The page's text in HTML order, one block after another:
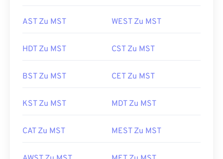
AST Zu MST WEST Zu MST
HDT Zu MST CST Zu MST
BST Zu MST CET Zu MST
KST Zu MST MDT Zu MST
CAT Zu MST MEST Zu MST